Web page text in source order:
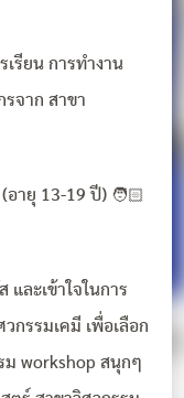
เรียน การทำงาน
จาก สาขา
ายุ 13-19 ปี) 🧑🏻
ละเข้าใจในการ
กรรมเคมี เพื่อเลือก
workshop สนุกๆ